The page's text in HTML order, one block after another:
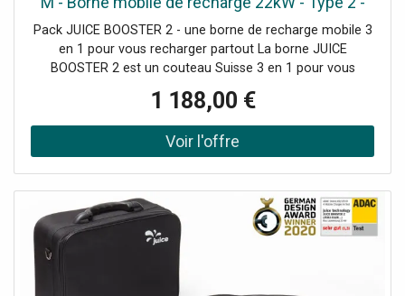
câble 5m
Pack JUICE BOOSTER 2 - une borne de recharge mobile 3
en 1 pour vous recharger partout La borne JUICE
BOOSTER 2 est un couteau Suisse 3 en 1 pour vous
Borne mobile de recharge avec tous ces adaptateurs pour
se recharger partout câble de recharge grâce à son
adaptateur prise type 2 (disponible dans le pack XL) Le
recharger n'importe quel véhicule électrique de Type 2 sur
toutes les bornes et prises du marché. Le PACK JUICE
BOOSTER 2 est une borne haut de gamme composé d'un
alliage en aluminium très robuste, tandis que ses
connecteurs sont réalisés à partir de matériaux faisant
1 188,00 €